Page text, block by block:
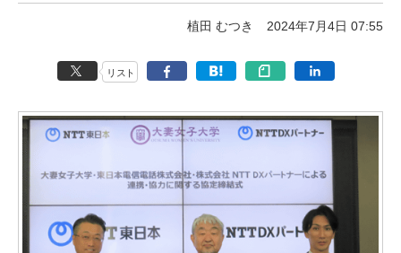
植田 むつき 2024年7月4日 07:55
リスト